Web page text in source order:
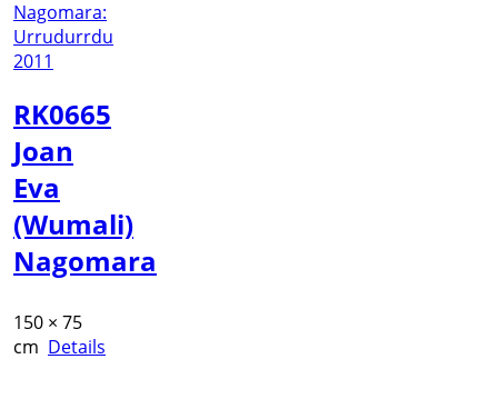
RK0665
Joan
Eva
(Wumali)
Nagomara
150 × 75
cm Details